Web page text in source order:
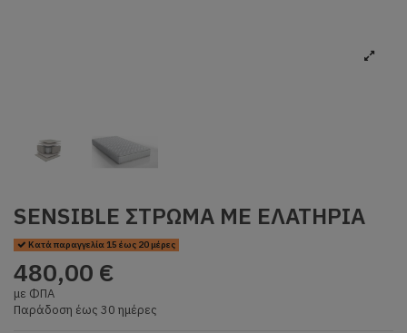
SENSIBLE ΣΤΡΩΜΑ ME ΕΛΑΤΗΡΙΑ
Κατά παραγγελία 15 έως 20 μέρες
480,00 €
με ΦΠΑ
Παράδοση έως 30 ημέρες